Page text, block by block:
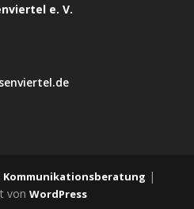
e. V.
Kommunikationsberatung |
von WordPress